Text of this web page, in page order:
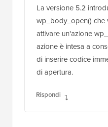
La versione 5.2
wp_body_open() che
attivare un'azione
azione è intesa a
di inserire codice
di apertura.
Rispondi